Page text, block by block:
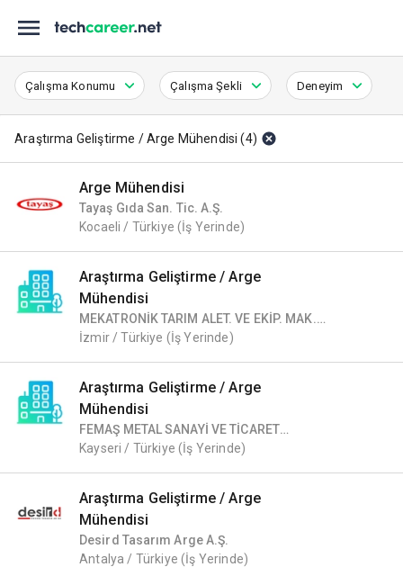
Çalışma Konumu Çalışma Şekli Deneyim
Araştırma Geliştirme / Arge Mühendisi (4)
Arge Mühendisi
Tayaş Gıda San. Tic. A.Ş.
Kocaeli / Türkiye(İş Yerinde)
Araştırma Geliştirme / Arge
Mühendisi
MEKATRONİK TARIM ALET. VE EKİP. MAK.
SAN. TİC. LTD. ŞTİ.
İzmir / Türkiye (İş Yerinde)
Araştırma Geliştirme / Arge
Mühendisi
FEMAŞ METAL SANAYİ VE TİCARET
ANONİM ŞİRKETİ 1 NOLU ŞUBESİ
Kayseri / Türkiye(İş Yerinde)
Araştırma Geliştirme / Arge
Mühendisi
Desird Tasarım Arge A.Ş.
Antalya / Türkiye(İş Yerinde)